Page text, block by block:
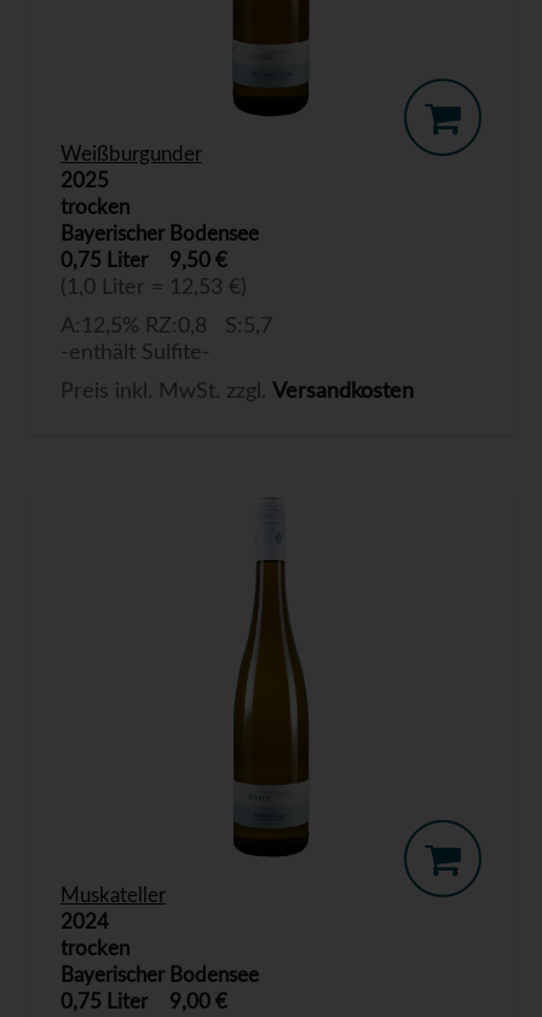
Weißburgunder
2025
trocken
Bayerischer Bodensee
0,75 Liter
9,50 €
(1,0 Liter = 12,53 €)
A:12,5% RZ:0,8 S:5,7
-enthält Sulfite-
Preis inkl. MwSt. zzgl. Versandkosten
Muskateller
2024
trocken
Bayerischer Bodensee
0,75 Liter
9,00 €